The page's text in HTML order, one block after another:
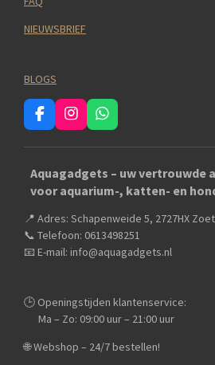
NIEUWSBRIEF
BLOGS
F
a
c
b
o
k
I
n
s
a
g
a
m
W
h
a
s
A
p
Aquagadgets – uw vertrouwde
voor aquarium-, katten- en
📍 Adres: Schapenweide 5, 2727HX
📞 Telefoon: 0613498251
📧 E-mail: info@aquagadgets.nl
🕒 Openingstijden klantenservice:
Ma – Zo: 09:00 uur – 21:00 uur
🌐 Webshop – 24/7 bestellen!